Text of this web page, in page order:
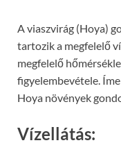
A viaszvirág (Hoya)
tartozik a megfelelő
megfelelő
figyelembevétele.
Hoya növények
Vízellátás: